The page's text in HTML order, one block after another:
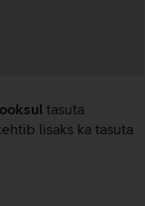
tasuta
lisaks ka tasuta